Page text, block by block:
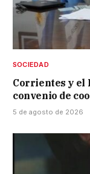
SOCIEDAD
Corrientes y
convenio de
5 de agosto de 2026